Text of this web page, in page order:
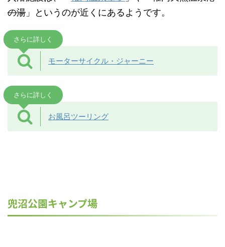
の湯 」というのが近くにあるようです。
さらに詳しく
モーターサイクル・ジャーニー
さらに詳しく
お風呂ツーリング
兜沼公園キャンプ場